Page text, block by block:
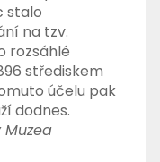
stalo
na tzv.
rozsáhlé
střediskem
účelu pak
dodnes.